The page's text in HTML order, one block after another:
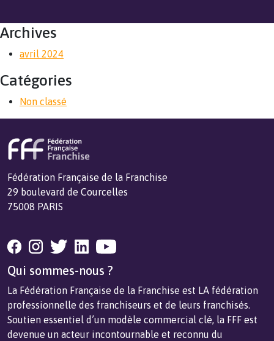
Archives
avril 2024
Catégories
Non classé
Fédération Française de la Franchise
29 boulevard de Courcelles
75008 PARIS
Qui sommes-nous ?
La Fédération Française de la Franchise est LA fédération
professionnelle des franchiseurs et de leurs franchisés.
Soutien essentiel d’un modèle commercial clé, la FFF est
devenue un acteur incontournable et reconnu du